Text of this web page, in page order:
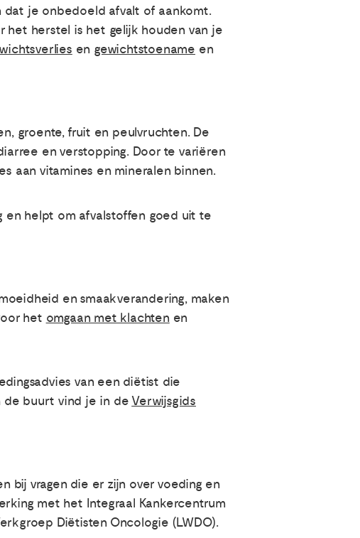
dat je onbedoeld afvalt of aankomt.
het herstel is het gelijk houden van je
en gewichtstoename en
groente, fruit en peulvruchten. De
en verstopping. Door te variëren
aan vitamines en mineralen binnen.
en helpt om afvalstoffen goed uit te
en smaakverandering, maken
het omgaan met klachten en
van een diëtist die
de buurt vind je in deVerwijsgids
bij vragen die er zijn over voeding en
met het Integraal Kankercentrum
Diëtisten Oncologie (LWDO).